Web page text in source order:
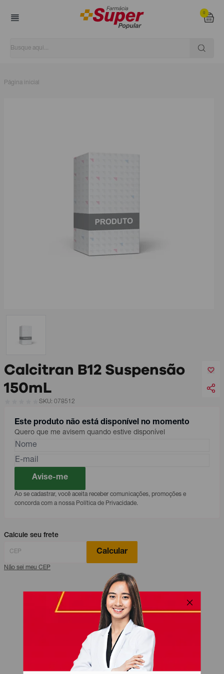
0
Página inicial
Calcitran B12 Suspensão
150mL
SKU: 078512
Este produto não está disponível no momento
Quero que me avisem quando estive disponível
Avise-me
Ao se cadastrar, você aceita receber comunicações, promoções e
concorda com a nossa Política de Privacidade.
Calcule seu frete
Calcular
Não sei meu CEP